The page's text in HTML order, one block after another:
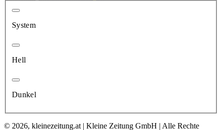
System
Hell
Dunkel
© 2026, kleinezeitung.at | Kleine Zeitung GmbH | Alle Rechte